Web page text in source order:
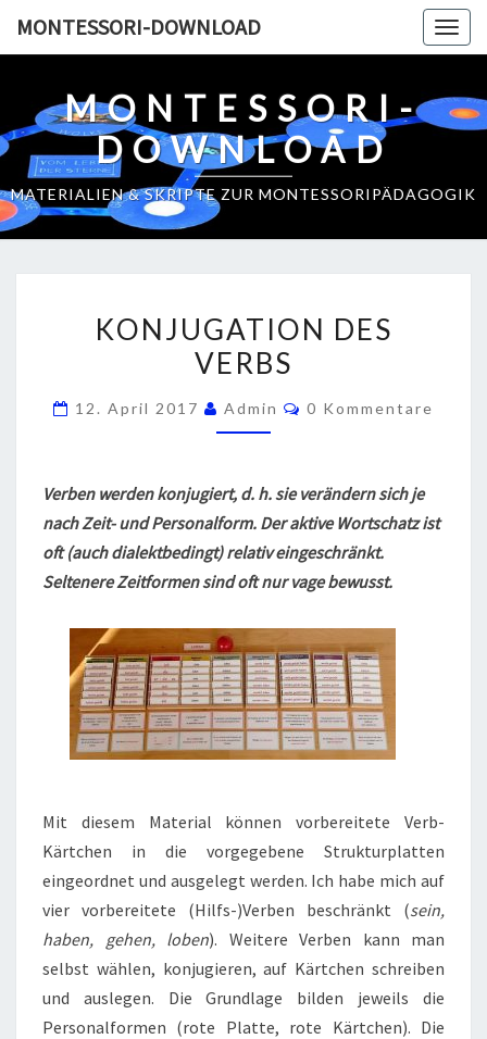
Skip
MONTESSORI-DOWNLOAD
MONTESSORI-
DOWNLOAD
MATERIALIEN & SKRIPTE ZUR MONTESSORIPÄDAGOGIK
O
N
A
I
O
D
E
S
V
E
S
KONJUGATION DES
VERBS
12. April 2017 Admin
K
N
A
E
0 Kommentare
Verben werden konjugiert, d. h. sie verändern sich je
nach Zeit- und Personalform. Der aktive Wortschatz ist
oft (auch dialektbedingt) relativ eingeschränkt.
Seltenere Zeitformen sind oft nur vage bewusst.
Mit diesem Material können vorbereitete Verb-
Kärtchen in die vorgegebene Strukturplatten
eingeordnet und ausgelegt werden. Ich habe mich auf
vier vorbereitete (Hilfs-)Verben beschränkt (sein,
haben, gehen, loben). Weitere Verben kann man
selbst wählen, konjugieren, auf Kärtchen schreiben
und auslegen. Die Grundlage bilden jeweils die
Personalformen (rote Platte, rote Kärtchen). Die